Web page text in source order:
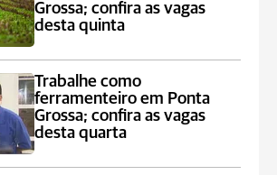
Grossa; confira as vagas
desta quinta
Trabalhe como
ferramenteiro em Ponta
Grossa; confira as vagas
desta quarta